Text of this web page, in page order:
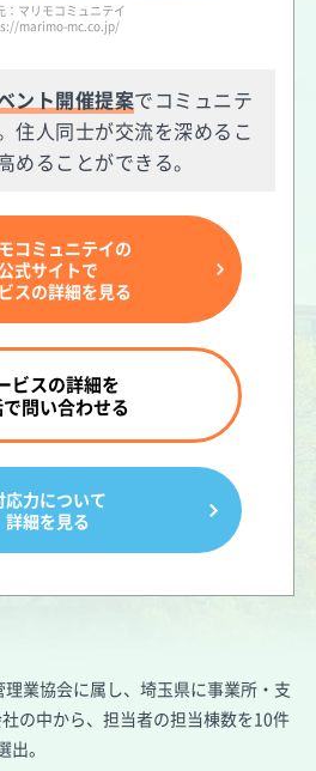
：マリモコミュニテイ
marimo-mc.co.jp/
ント開催提案でコミュニテ
住人同士が交流を深めるこ
めることができる。
コミュニテイの
公式サイトで
スの詳細を見る
ビスの詳細を
問い合わせる
応力について
詳細を見る
業協会に属し、埼玉県に事業所・支
の中から、担当者の担当棟数を10件
。